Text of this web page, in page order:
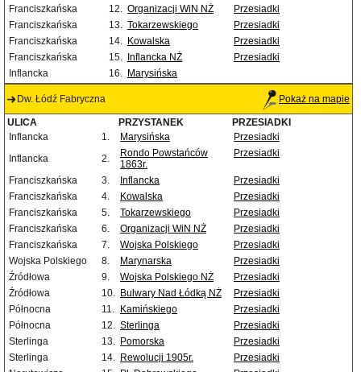
Franciszkańska
12. Organizacji WiN NŻ
Przesiadki
Franciszkańska
13. Tokarzewskiego
Przesiadki
Franciszkańska
14. Kowalska
Przesiadki
Franciszkańska
15. Inflancka NŻ
Przesiadki
Inflancka
16. Marysińska
Dw. Łódź Fabryczna Pokaż na mapie
ULICA PRZYSTANEK
PRZESIADKI
Inflancka
1. Marysińska
Przesiadki
Inflancka
2.
Rondo Powstańców
1863r.
Przesiadki
Franciszkańska 3. Inflancka
Przesiadki
Franciszkańska
4. Kowalska
Przesiadki
Franciszkańska
5. Tokarzewskiego
Przesiadki
Franciszkańska
6. Organizacji WiN NŻ
Przesiadki
Franciszkańska
7. Wojska Polskiego
Przesiadki
Wojska Polskiego
8. Marynarska
Przesiadki
Źródłowa
9. Wojska Polskiego NŻ
Przesiadki
Źródłowa
10. Bulwary Nad Łódką NŻ
Przesiadki
Północna
11. Kamińskiego
Przesiadki
Północna
12. Sterlinga
Przesiadki
Sterlinga
13. Pomorska
Przesiadki
Sterlinga
14. Rewolucji 1905r.
Przesiadki